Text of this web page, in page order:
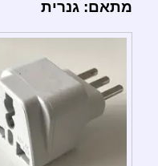
מתאם: גנרית